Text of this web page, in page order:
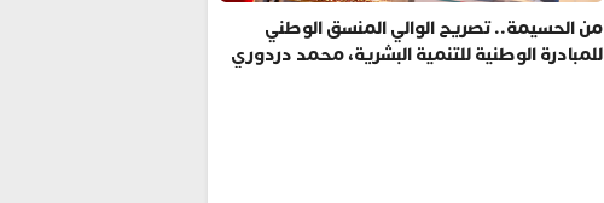
من الحسيمة.. تصريح الوالي المنسق الوطني
للمبادرة الوطنية للتنمية البشرية، محمد دردوري